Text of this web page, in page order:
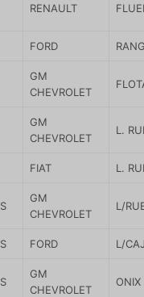
RENAULT
FORD
GM
CHEVROLET
GM
CHEVROLET
L.
FIAT L.
GM
CHEVROLET
L/
FORD L/
GM
CHEVROLET